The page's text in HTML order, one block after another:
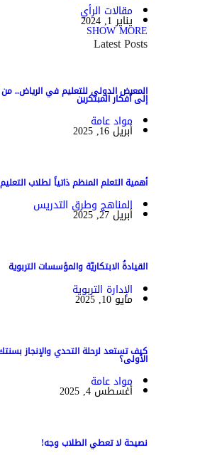
مقالات الرأي
يناير 1, 2024
SHOW MORE
Latest Posts
المعرض الدولي للتعليم في الرياض.. من
إلى أفكار المبتكرين
مواد عامة
أبريل 16, 2025
أهمية التعلم المنظم ذاتياً لطلاب
المناهج وطرق التدريس
أبريل 27, 2025
القيادةُ الابتكاريّة والمؤسسات التربوية
الإدارة التربوية
مايو 10, 2025
كيف تستعد لرحلة التحدي والإنجاز
الأولى؟
مواد عامة
أغسطس 4, 2025
نصيحة لا تعطي الطلاب وجه!